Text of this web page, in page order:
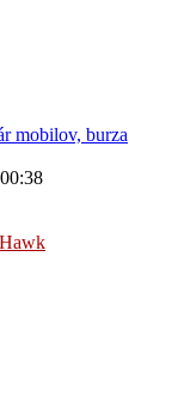
mobilov, burza
Hawk